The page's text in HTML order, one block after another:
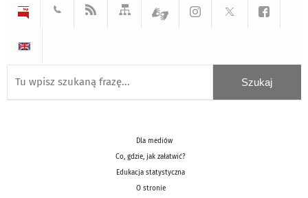
Dla mediów
Co, gdzie, jak załatwić?
Edukacja statystyczna
O stronie